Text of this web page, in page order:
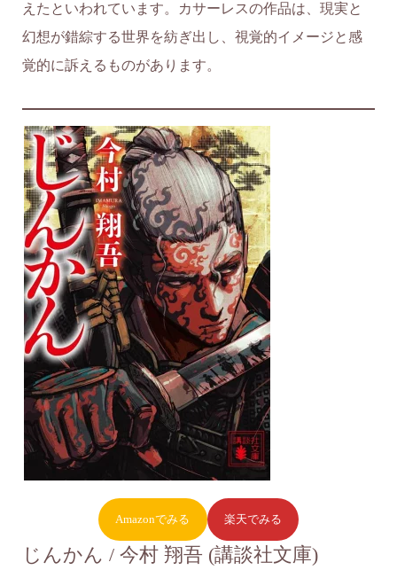
えたといわれています。カサーレスの作品は、現実と
幻想が錯綜する世界を紡ぎ出し、視覚的イメージと感
覚的に訴えるものがあります。
Amazonでみる 楽天でみる
じんかん / 今村 翔吾 (講談社文庫)